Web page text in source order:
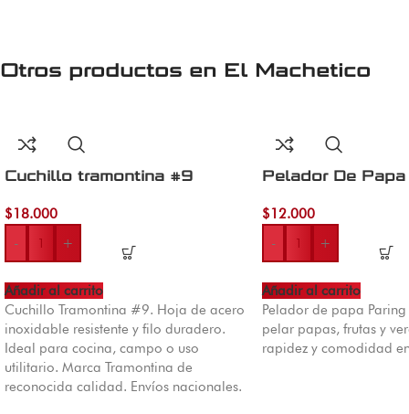
Otros productos en El Machetico
Cuchillo tramontina #9
$18.000
-
+
Añadir al carrito
Cuchillo Tramontina #9. Hoja de acero
inoxidable resistente y filo duradero.
Ideal para cocina, campo o uso
utilitario. Marca Tramontina de
reconocida calidad. Envíos nacionales.
Pelador De
$12.000
-
+
Añadir al carrito
Pelador de papa
pelar papas, frutas y
rapidez y comodidad